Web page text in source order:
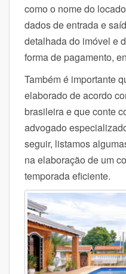
como o nome do
dados de entrada e
detalhada do imóvel e
forma de pagamento,
Também é importante
elaborado de acordo
brasileira e que conte
advogado
seguir, listamos
na elaboração de um
temporada eficiente.